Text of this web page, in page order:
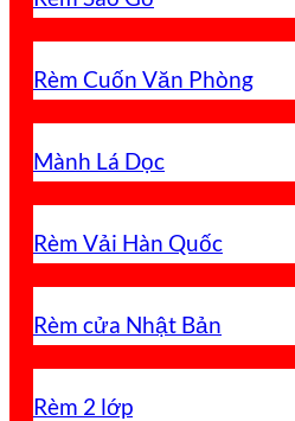
Rèm Cuốn Văn Phòng
Mành Lá Dọc
Rèm Vải Hàn Quốc
Rèm cửa Nhật Bản
Rèm 2 lớp